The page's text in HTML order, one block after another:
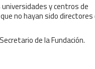
y centros de
no hayan sido directores
de la Fundación.